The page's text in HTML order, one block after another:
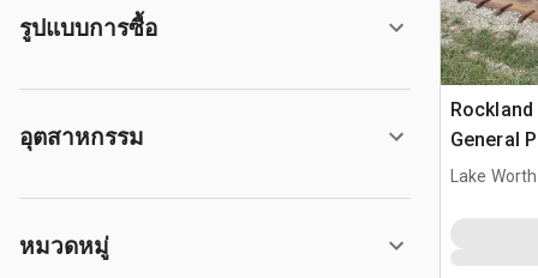
รูปแบบการซื้อ
อุตสาหกรรม
หมวดหมู่
Rockland
General
Loader
Lake